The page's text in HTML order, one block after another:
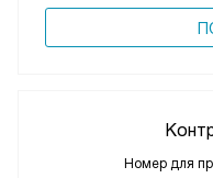
Номер для